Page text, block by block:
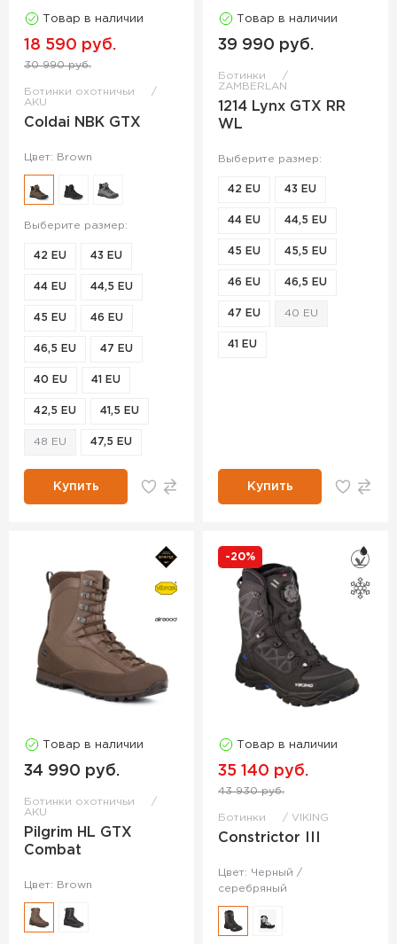
Товар в наличии
18 590 руб.
30 990 руб.
Ботинки охотничьи
AKU
Coldai NBK GTX
Цвет: Brown
Выберите размер:
42 EU 43 EU
44 EU 44,5 EU
45 EU 46 EU
46,5 EU 47 EU
40 EU 41 EU
42,5 EU 41,5 EU
48 EU 47,5 EU
Купить
Товар в наличии
39 990 руб.
Ботинки
ZAMBERLAN
1214 Lynx GTX RR
WL
Выберите размер:
42 EU 43 EU
44 EU 44,5 EU
45 EU 45,5 EU
46 EU 46,5 EU
47 EU 40 EU
41 EU
Купить
Товар в наличии
34 990 руб.
Ботинки охотничьи
AKU
Pilgrim HL GTX
Combat
Цвет: Brown
-20%
Товар в наличии
35 140 руб.
43 930 руб.
Ботинки VIKING
Constrictor III
Цвет: Черный /
серебряный